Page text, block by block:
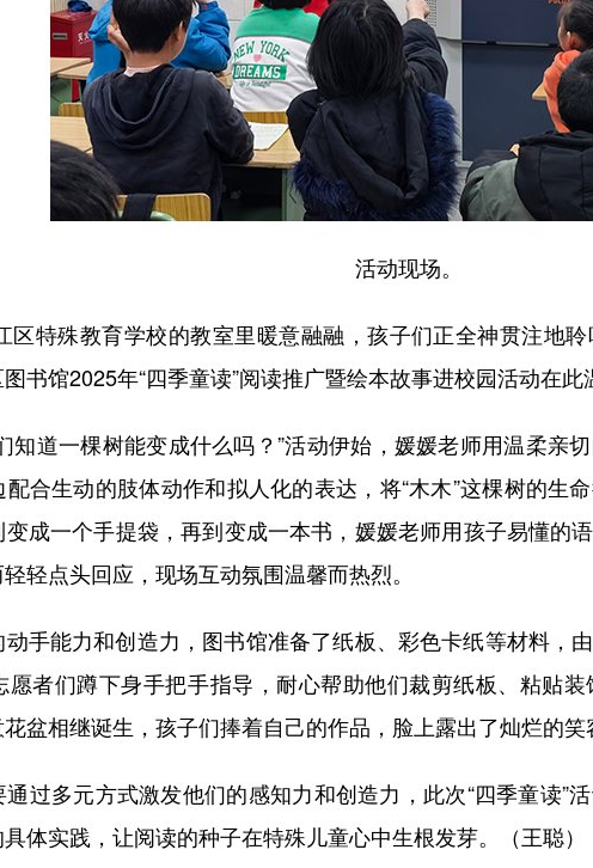
活动现场。
特殊教育学校的教室里暖意融融，孩子们正全神贯注地
书馆2025年“四季童读”阅读推广暨绘本故事进校园活动在此
道一棵树能变成什么吗？”活动伊始，媛媛老师用温柔亲
合生动的肢体动作和拟人化的表达，将“木木”这棵树的生
成一个手提袋，再到变成一本书，媛媛老师用孩子易懂的
轻点头回应，现场互动氛围温馨而热烈。
能力和创造力，图书馆准备了纸板、彩色卡纸等材料，
愿者们蹲下身手把手指导，耐心帮助他们裁剪纸板、粘贴
盆相继诞生，孩子们捧着自己的作品，脸上露出了灿烂的笑
多元方式激发他们的感知力和创造力，此次“四季童读”
体实践，让阅读的种子在特殊儿童心中生根发芽。（王聪）